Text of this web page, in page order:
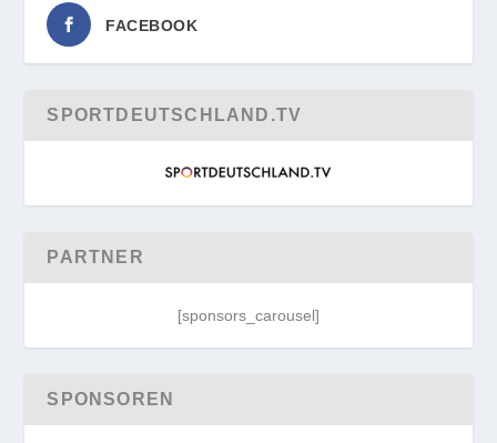
FACEBOOK
SPORTDEUTSCHLAND.TV
PARTNER
[sponsors_carousel]
SPONSOREN